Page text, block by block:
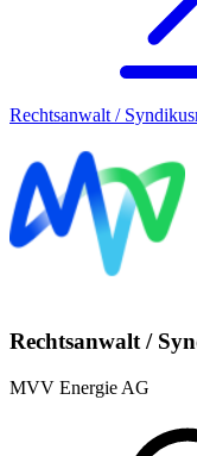
Rechtsanwalt /
Rechtsanwalt /
MVV Energie AG